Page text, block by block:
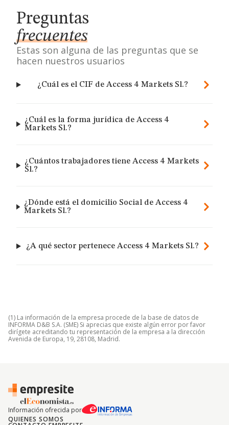
Preguntas
frecuentes
Estas son alguna de las preguntas que se
hacen nuestros usuarios
¿Cuál es el CIF de Access 4 Markets Sl.?
¿Cuál es la forma jurídica de Access 4
Markets Sl.?
¿Cuántos trabajadores tiene Access 4 Markets
Sl.?
¿Dónde está el domicilio Social de Access 4
Markets Sl.?
¿A qué sector pertenece Access 4 Markets Sl.?
(1) La información de la empresa procede de la base de datos de
INFORMA D&B S.A. (SME) Si aprecias que existe algún error por favor
dirígete acreditando tu representación de la empresa a la dirección
Avenida de Europa, 19, 28108, Madrid.
Información ofrecida por
QUIENES SOMOS